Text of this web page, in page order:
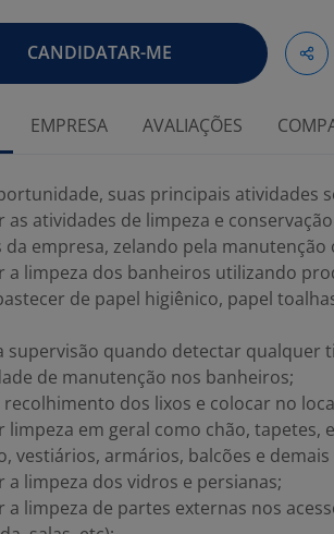
CANDIDATAR-ME
EMPRESA AVALIAÇÕES
suas principais atividades
as atividades de limpeza e
da empresa, zelando pela
a limpeza dos banheiros utilizando
de papel higiênico, papel
supervisão quando detectar qualquer
de manutenção nos banheiros;
recolhimento dos lixos e colocar no
limpeza em geral como chão, tapetes,
vestiários, armários, balcões e
a limpeza dos vidros e persianas;
a limpeza de partes externas nos